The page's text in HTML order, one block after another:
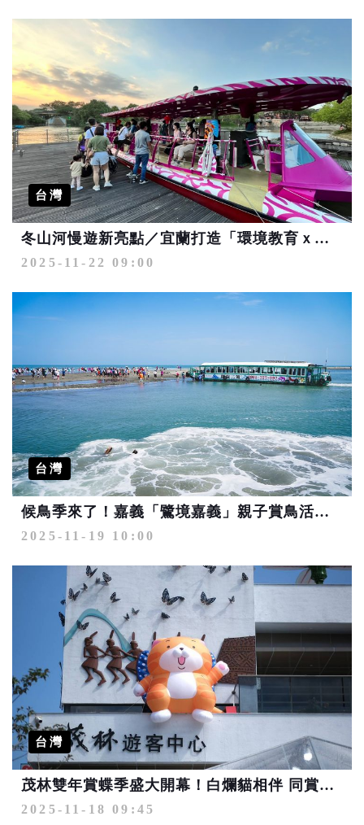
台灣
冬山河慢遊新亮點／宜蘭打造「環境教育ｘ永續體驗」的河川旅遊典範
2025-11-22 09:00
台灣
候鳥季來了！嘉義「鷺境嘉義」親子賞鳥活動 串聯在地景點護生態、玩創意
2025-11-19 10:00
台灣
茂林雙年賞蝶季盛大開幕！白爛貓相伴 同賞世界唯二奇景「紫蝶幽谷」
2025-11-18 09:45